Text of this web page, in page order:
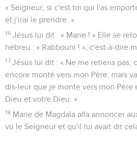
« Seigneur, si c'est toi qui l'as
et j'irai le prendre. »
16 Jésus lui dit : « Marie ! » Elle se
hébreu : « Rabbouni ! », c'est-à-dire
17 Jésus lui dit : « Ne me retiens pas,
encore monté vers mon Père, mais
dis-leur que je monte vers mon Père
Dieu et votre Dieu. »
18 Marie de Magdala alla annoncer
vu le Seigneur et qu'il lui avait dit